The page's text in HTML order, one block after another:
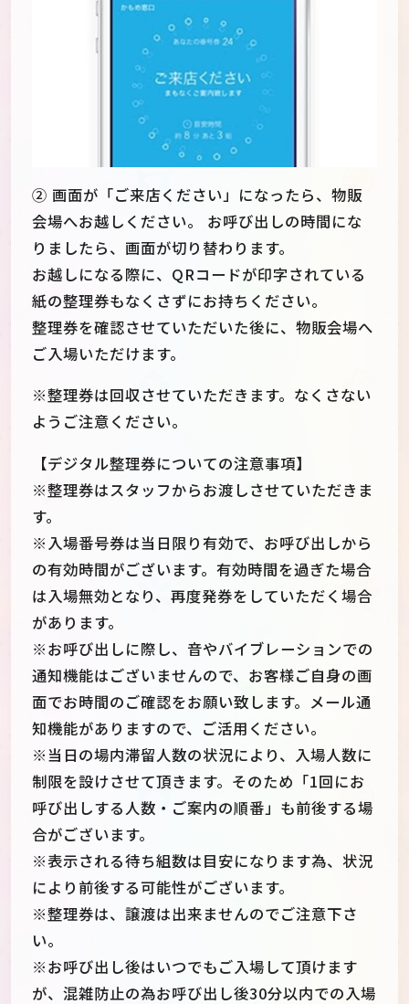
② 画面が「ご来店ください」になったら、物販
会場へお越しください。 お呼び出しの時間にな
りましたら、画面が切り替わります。
お越しになる際に、QRコードが印字されている
紙の整理券もなくさずにお持ちください。
整理券を確認させていただいた後に、物販会場へ
ご入場いただけます。
※整理券は回収させていただきます。なくさない
ようご注意ください。
【デジタル整理券についての注意事項】
※整理券はスタッフからお渡しさせていただきま
す。
※入場番号券は当日限り有効で、お呼び出しから
の有効時間がございます。有効時間を過ぎた場合
は入場無効となり、再度発券をしていただく場合
があります。
※お呼び出しに際し、音やバイブレーションでの
通知機能はございませんので、お客様ご自身の画
面でお時間のご確認をお願い致します。メール通
知機能がありますので、ご活用ください。
※当日の場内滞留人数の状況により、入場人数に
制限を設けさせて頂きます。そのため「1回にお
呼び出しする人数・ご案内の順番」も前後する場
合がございます。
※表示される待ち組数は目安になります為、状況
により前後する可能性がございます。
※整理券は、譲渡は出来ませんのでご注意下さ
い。
※お呼び出し後はいつでもご入場して頂けます
が、混雑防止の為お呼び出し後30分以内での入場